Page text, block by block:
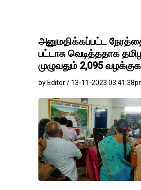
அனுமதிக்கப்பட்ட
பட்டாசு வெடித்ததாக
முழுவதும் 2,095
by Editor / 13-11-2023